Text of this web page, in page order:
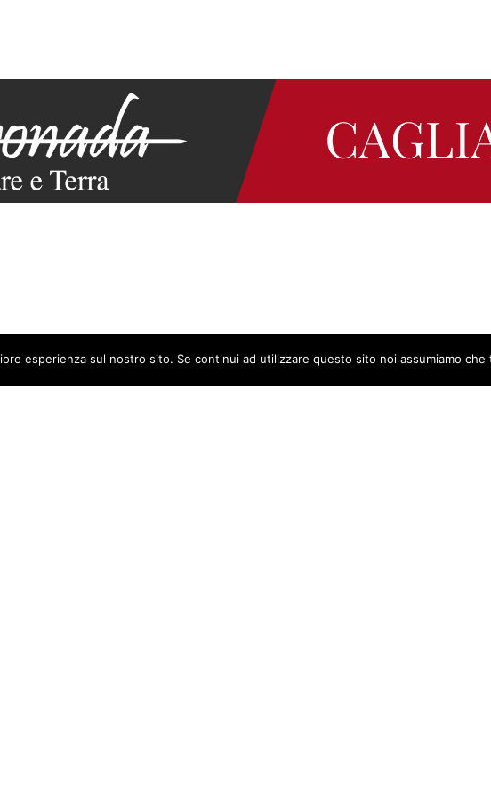
esperienza sul nostro sito. Se continui ad utilizzare questo sito noi assumiamo che